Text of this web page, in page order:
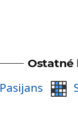
Ostatné
Pasijans